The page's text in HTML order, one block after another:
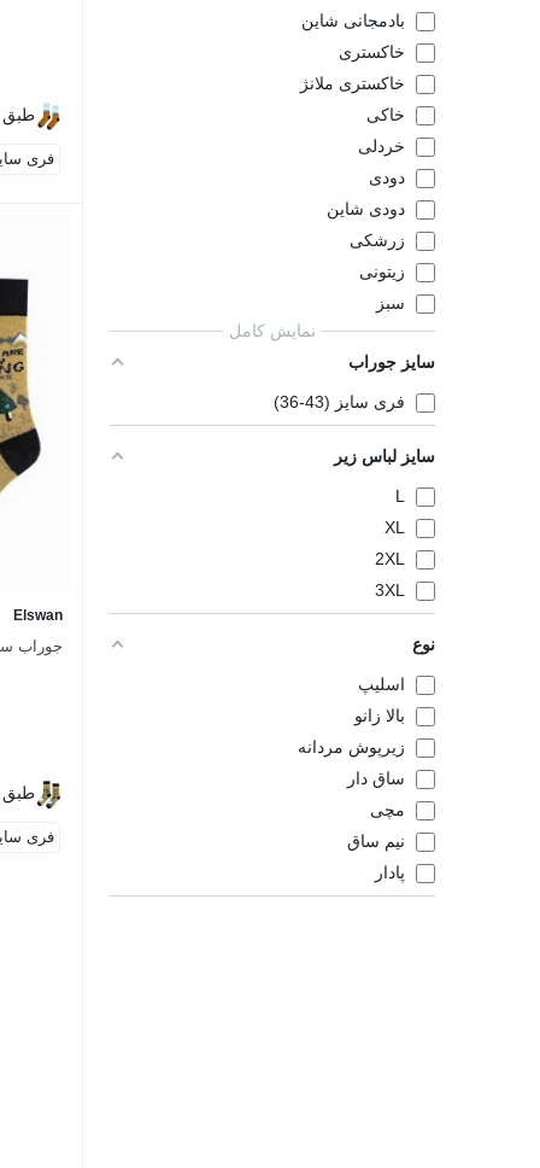
بادمجانی شاین
خاکستری
خاکستری ملانژ
خاکی
خردلی
دودی
دودی شاین
زرشکی
زیتونی
سبز
نمایش کامل
سایز جوراب
فری سایز (43-36)
سایز لباس زیر
L
XL
2XL
3XL
نوع
اسلیپ
بالا زانو
زیرپوش مردانه
ساق دار
مچی
نیم ساق
پادار
فری سایز
Elswan
جوراب
فری سایز